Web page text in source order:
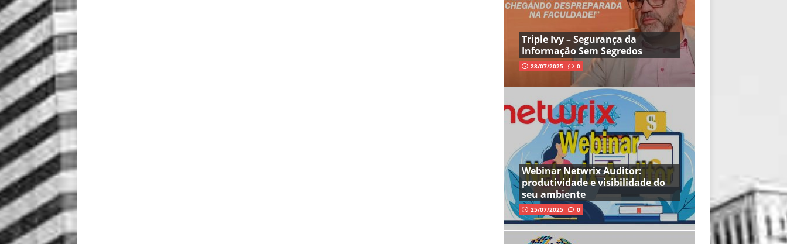
Triple Ivy – Segurança da
Informação Sem Segredos
28/07/2025 0
Webinar Netwrix Auditor:
produtividade e visibilidade do
seu ambiente
25/07/2025 0